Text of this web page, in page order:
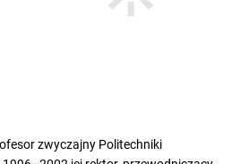
zwyczajny Politechniki